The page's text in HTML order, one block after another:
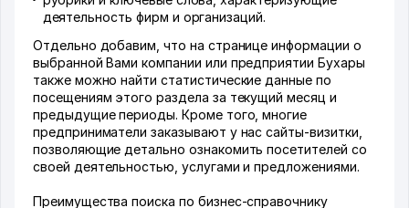
деятельность фирм и организаций.
Отдельно добавим, что на странице информации о
выбранной Вами компании или предприятии Бухары
также можно найти статистические данные по
посещениям этого раздела за текущий месяц и
предыдущие периоды. Кроме того, многие
предприниматели заказывают у нас сайты-визитки,
позволяющие детально ознакомить посетителей со
своей деятельностью, услугами и предложениями.
Преимущества поиска по бизнес-справочнику